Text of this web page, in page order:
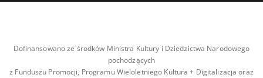
Dofinansowano ze środków Ministra Kultury i Dziedzictwa Narodowego
pochodzących
z Funduszu Promocji, Programu Wieloletniego Kultura + Digitalizacja oraz